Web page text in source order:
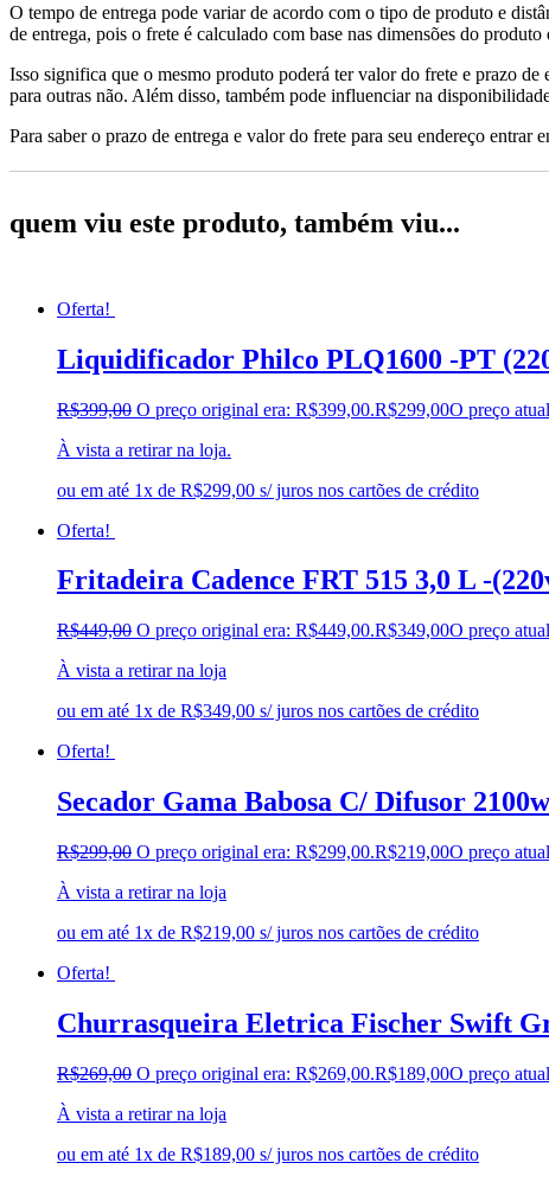
O tempo de entrega pode variar de acordo com o tipo de produto e
de entrega, pois o frete é calculado com base nas dimensões do
Isso significa que o mesmo produto poderá ter valor do frete e prazo
para outras não. Além disso, também pode influenciar na
Para saber o prazo de entrega e valor do frete para seu endereço entrar
quem viu este produto, também viu...
Oferta!
Liquidificador Philco PLQ1600 -PT
R$399,00 O preço original era: R$399,00.R$299,00O preço
À vista a retirar na loja.
ou em até 1x de R$299,00 s/ juros nos cartões de crédito
Oferta!
Fritadeira Cadence FRT 515 3,0 L -
R$449,00 O preço original era: R$449,00.R$349,00O preço
À vista a retirar na loja
ou em até 1x de R$349,00 s/ juros nos cartões de crédito
Oferta!
Secador Gama Babosa C/ Difusor
R$299,00 O preço original era: R$299,00.R$219,00O preço
À vista a retirar na loja
ou em até 1x de R$219,00 s/ juros nos cartões de crédito
Oferta!
Churrasqueira Eletrica Fischer Swift
R$269,00 O preço original era: R$269,00.R$189,00O preço
À vista a retirar na loja
ou em até 1x de R$189,00 s/ juros nos cartões de crédito